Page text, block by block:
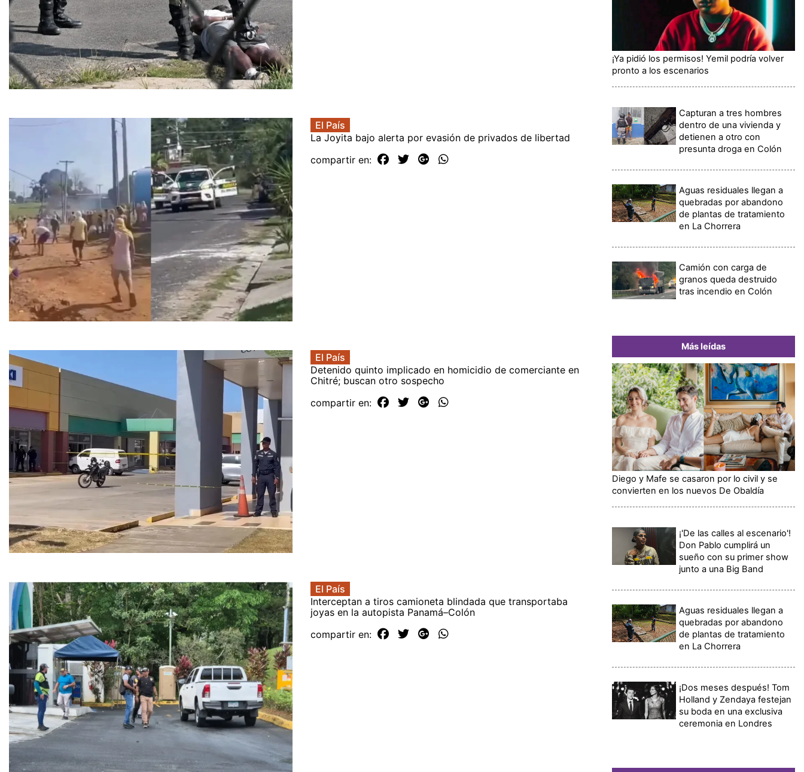
El País
La Joyita bajo alerta por evasión de privados de libertad
compartir en:
El País
Detenido quinto implicado en homicidio de comerciante en
Chitré; buscan otro sospecho
compartir en:
El País
Interceptan a tiros camioneta blindada que transportaba
joyas en la autopista Panamá–Colón
compartir en:
¡Ya pidió los permisos! Yemil podría volver
pronto a los escenarios
Capturan a tres hombres
dentro de una vivienda y
detienen a otro con
presunta droga en Colón
Aguas residuales llegan a
quebradas por abandono
de plantas de tratamiento
en La Chorrera
Camión con carga de
granos queda destruido
tras incendio en Colón
Más leídas
Diego y Mafe se casaron por lo civil y se
convierten en los nuevos De Obaldía
¡'De las calles al escenario'!
Don Pablo cumplirá un
sueño con su primer show
junto a una Big Band
Aguas residuales llegan a
quebradas por abandono
de plantas de tratamiento
en La Chorrera
¡Dos meses después! Tom
Holland y Zendaya festejan
su boda en una exclusiva
ceremonia en Londres